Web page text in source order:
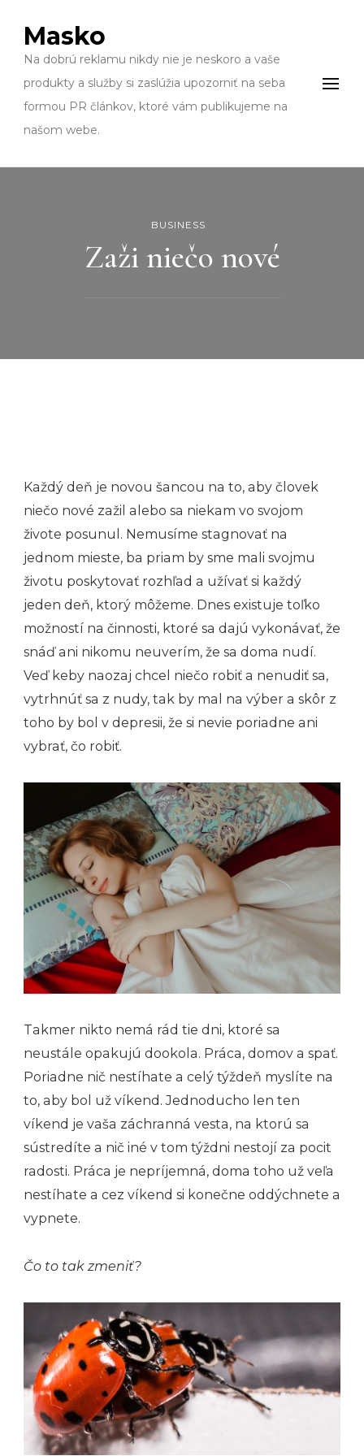
Masko
Na dobrú reklamu nikdy nie je neskoro a vaše
produkty a služby si zaslúžia upozorniť na seba
formou PR článkov, ktoré vám publikujeme na
našom webe.
BUSINESS
Zaži niečo nové
Každý deň je novou šancou na to, aby človek
niečo nové zažil alebo sa niekam vo svojom
živote posunul. Nemusíme stagnovať na
jednom mieste, ba priam by sme mali svojmu
životu poskytovať rozhľad a užívať si každý
jeden deň, ktorý môžeme. Dnes existuje toľko
možností na činnosti, ktoré sa dajú vykonávať, že
snáď ani nikomu neuverím, že sa doma nudí.
Veď keby naozaj chcel niečo robiť a nenudiť sa,
vytrhnúť sa z nudy, tak by mal na výber a skôr z
toho by bol v depresii, že si nevie poriadne ani
vybrať, čo robiť.
Takmer nikto nemá rád tie dni, ktoré sa
neustále opakujú dookola. Práca, domov a spať.
Poriadne nič nestíhate a celý týždeň myslíte na
to, aby bol už víkend. Jednoducho len ten
víkend je vaša záchranná vesta, na ktorú sa
sústredíte a nič iné v tom týždni nestojí za pocit
radosti. Práca je nepríjemná, doma toho už veľa
nestíhate a cez víkend si konečne oddýchnete a
vypnete.
Čo to tak zmeniť?